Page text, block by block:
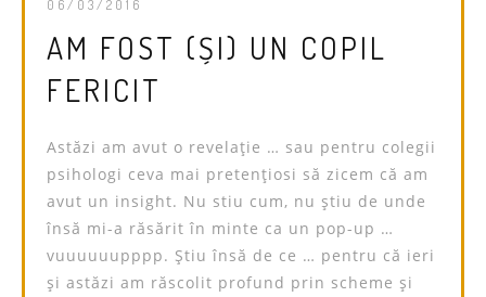
06/03/2016
AM FOST (ȘI) UN COPIL
FERICIT
Astăzi am avut o revelație … sau pentru colegii
psihologi ceva mai pretențiosi să zicem că am
avut un insight. Nu stiu cum, nu știu de unde
însă mi-a răsărit în minte ca un pop-up …
vuuuuuupppp. Știu însă de ce … pentru că ieri
și astăzi am răscolit profund prin scheme și